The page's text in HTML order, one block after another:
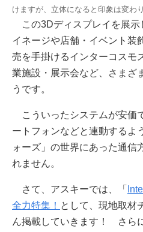
けますが、立体になると印象は変わ
この3Dディスプレイを展示
イネージや店舗・イベント装
売を手掛けるインターコスモ
業施設・展示会など、さまざ
うです。
こういったシステムが安価
ートフォンなどと連動するよ
ォーズ」の世界にあった通信
れません。
さて、アスキーでは、「
全力特集！ として、現地取材
ん掲載していきます！ さら